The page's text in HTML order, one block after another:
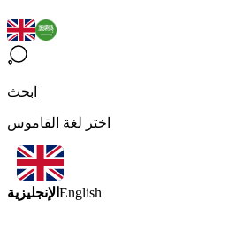
ابحث
اختر لغة القاموس
الإنجليزية English